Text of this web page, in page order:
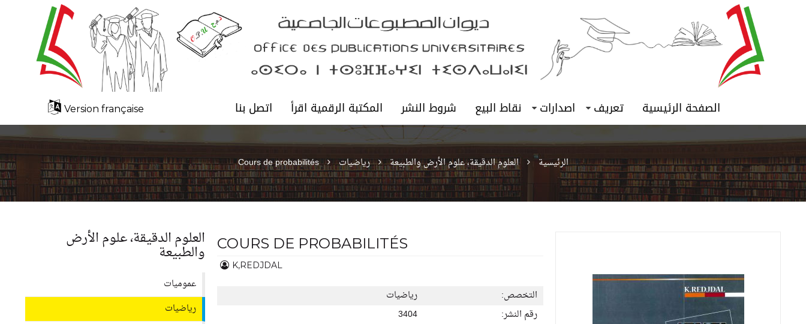
الصفحة الرئيسية تعريف اصدارات نقاط البيع شروط النشر المكتبة الرقمية اقرأ اتصل بنا Version française
الرئيسية العلوم الدقيقة، علوم الأرض والطبيعة رياضيات Cours de probabilités
COURS DE PROBABILITÉS
K,REDJDAL
التخصص:
رياضيات
رقم النشر:
3404
العلوم الدقيقة، علوم الأرض
والطبيعة
عموميات
رياضيات